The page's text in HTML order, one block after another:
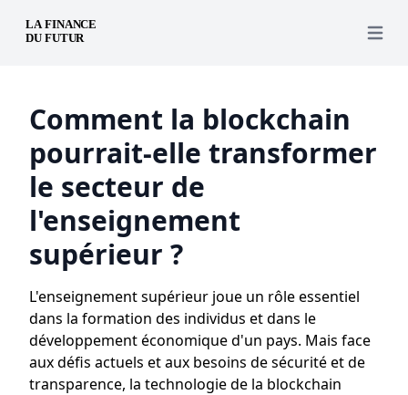
Open
Comment la blockchain
pourrait-elle transformer
le secteur de
l'enseignement
supérieur ?
L'enseignement supérieur joue un rôle essentiel
dans la formation des individus et dans le
développement économique d'un pays. Mais face
aux défis actuels et aux besoins de sécurité et de
transparence, la technologie de la blockchain